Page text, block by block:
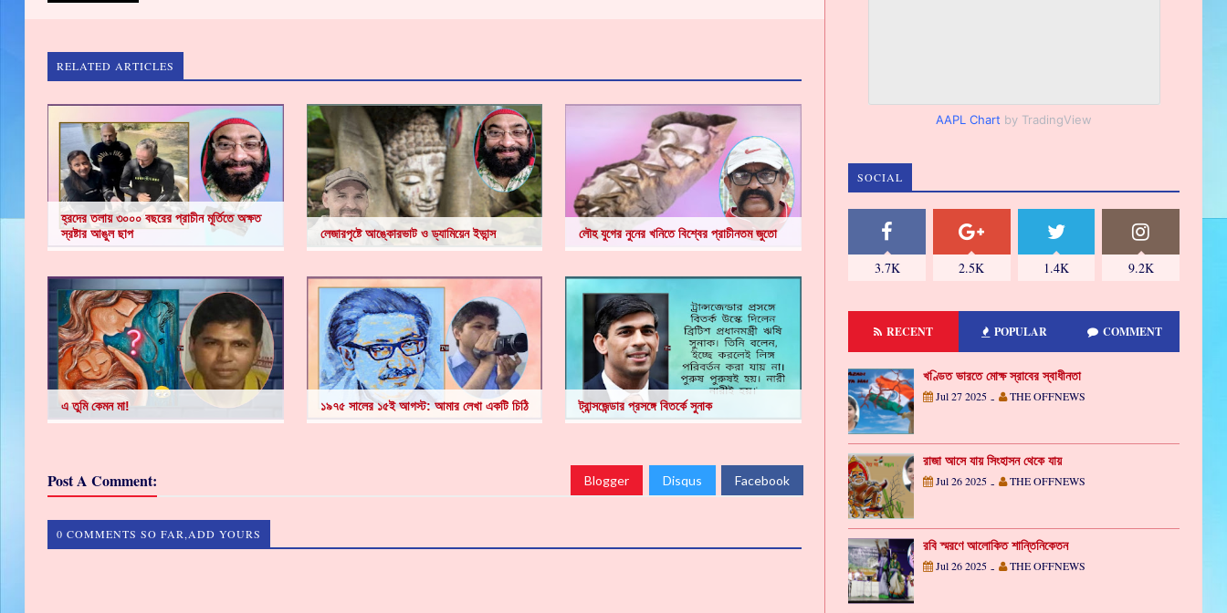
RELATED ARTICLES
হ্রদের তলায় ৩০০০ বছরের প্রাচীন মূর্তিতে অক্ষত
স্রষ্টার আঙুল ছাপ
লেজারপৃষ্টে আঙ্কোরভাট ও ড্যামিয়েন ইভান্স লৌহ যুগের নুনের খনিতে বিশ্বের প্রাচীনতম জুতো
এ তুমি কেমন মা! ১৯৭৫ সালের ১৫ই আগস্ট: আমার লেখা একটি চিঠি ট্রান্সজেন্ডার প্রসঙ্গে বিতর্কে সুনাক
Post A Comment: Blogger Disqus Facebook
0 COMMENTS SO FAR,ADD YOURS
AAPL Chart by TradingView
SOCIAL
3.7K 2.5K 1.4K 9.2K
RECENT POPULAR COMMENT
খণ্ডিত ভারতে মোক্ষ স্রাবের স্বাধীনতা
Jul 27 2025 - THE OFFNEWS
রাজা আসে যায় সিংহাসন থেকে যায়
Jul 26 2025 - THE OFFNEWS
রবি স্মরণে আলোকিত শান্তিনিকেতন
Jul 26 2025 - THE OFFNEWS